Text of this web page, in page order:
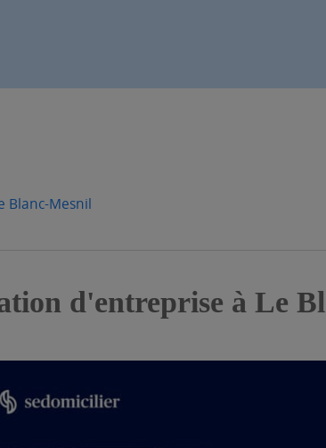
Blanc-Mesnil
d'entreprise à Le